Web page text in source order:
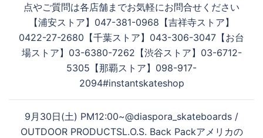
点やご質問は各店舗までお気軽にお問合せください
【浦安ストア】047-381-0968【吉祥寺ストア】
0422-27-2680【千葉ストア】043-306-3047【お台
場ストア】03-6380-7262【渋谷ストア】03-6712-
5305【那覇ストア】098-917-
2094#instantskateshop
9月30日(土) PM12:00~@diaspora_skateboards /
OUTDOOR PRODUCTSL.O.S. Back Packアメリカの